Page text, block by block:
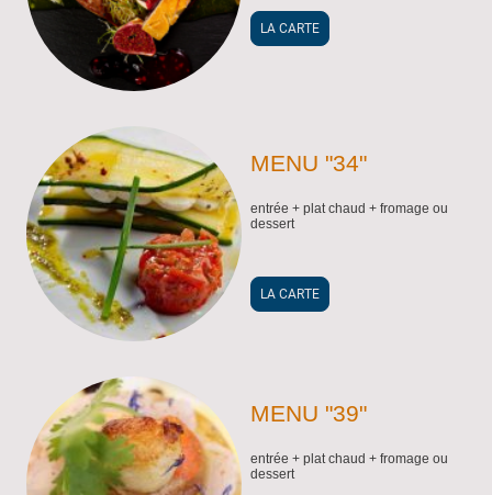
LA CARTE
MENU "34"
entrée + plat chaud + fromage ou
dessert
LA CARTE
MENU "39"
entrée + plat chaud + fromage ou
dessert